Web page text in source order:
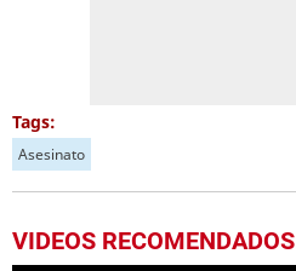
Tags:
Asesinato
VIDEOS RECOMENDADOS